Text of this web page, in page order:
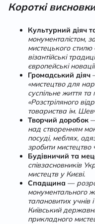
Короткі висновки
Культурний діяч
монументалістом,
мистецького стилю
візантійські
європейські
Громадський діяч
«мистецтво для
суспільне життя
«Розстріляного
товариства ім.
Творчий доробок
над створенням
посуді, меблях,
зробити
Будівничий та
співзасновників
мистецтв у Києві.
Спадщина —
монументального
талановитих учнів
Київський
прикладного